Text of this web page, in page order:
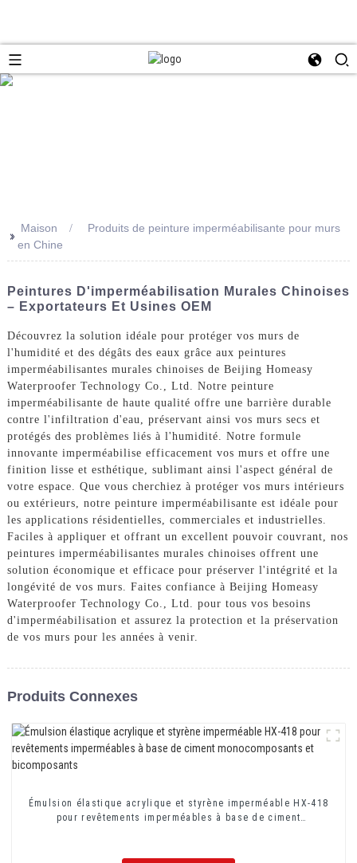
>> Maison
Produits de peinture imperméabilisante pour murs
en Chine
Peintures D'imperméabilisation Murales Chinoises
– Exportateurs Et Usines OEM
Découvrez la solution idéale pour protéger vos murs de
l'humidité et des dégâts des eaux grâce aux peintures
imperméabilisantes murales chinoises de Beijing Homeasy
Waterproofer Technology Co., Ltd. Notre peinture
imperméabilisante de haute qualité offre une barrière durable
contre l'infiltration d'eau, préservant ainsi vos murs secs et
protégés des problèmes liés à l'humidité. Notre formule
innovante imperméabilise efficacement vos murs et offre une
finition lisse et esthétique, sublimant ainsi l'aspect général de
votre espace. Que vous cherchiez à protéger vos murs intérieurs
ou extérieurs, notre peinture imperméabilisante est idéale pour
les applications résidentielles, commerciales et industrielles.
Faciles à appliquer et offrant un excellent pouvoir couvrant, nos
peintures imperméabilisantes murales chinoises offrent une
solution économique et efficace pour préserver l'intégrité et la
longévité de vos murs. Faites confiance à Beijing Homeasy
Waterproofer Technology Co., Ltd. pour tous vos besoins
d'imperméabilisation et assurez la protection et la préservation
de vos murs pour les années à venir.
Produits Connexes
Émulsion élastique acrylique et styrène imperméable HX-418
pour revêtements imperméables à base de ciment